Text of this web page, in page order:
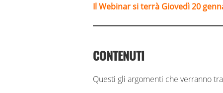
Il Webinar si terrà Giovedì 20
CONTENUTI
Questi gli argomenti che verranno